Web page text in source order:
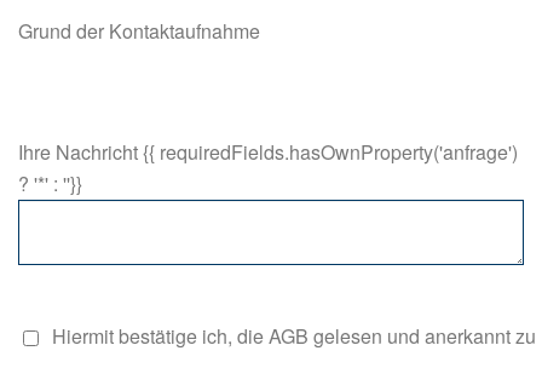
Grund der Kontaktaufnahme
Ihre Nachricht {{ requiredFields.hasOwnProperty('anfrage')
? '*' : ''}}
Hiermit bestätige ich, die AGB gelesen und anerkannt zu